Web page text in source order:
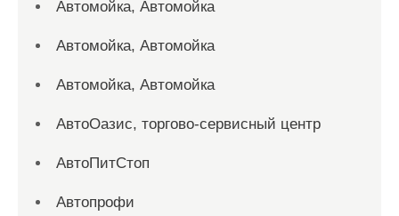
Автомойка, Автомойка
Автомойка, Автомойка
Автомойка, Автомойка
АвтоОазис, торгово-сервисный центр
АвтоПитСтоп
Автопрофи